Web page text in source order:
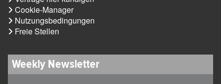
Cookie-Manager
Nutzungsbedingungen
Freie Stellen
Weekly Newsletter